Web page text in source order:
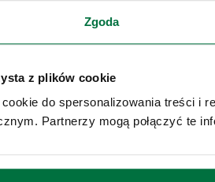
Zgoda
z plików cookie
do spersonalizowania treści i
Partnerzy mogą połączyć te